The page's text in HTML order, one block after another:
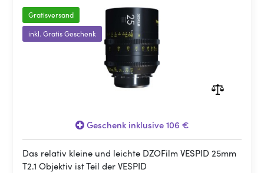
Gratisversand
inkl. Gratis Geschenk
Geschenk inklusive 106 €
Das relativ kleine und leichte DZOFilm VESPID 25mm
T2.1 Objektiv ist Teil der VESPID